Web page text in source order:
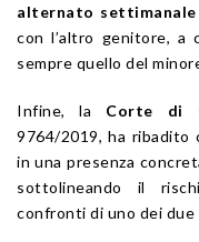
alternato settimanale
con l’altro genitore, a
sempre quello del
Infine, la Corte di
9764/2019, ha ribadito
in una presenza
sottolineando il
confronti di uno dei due